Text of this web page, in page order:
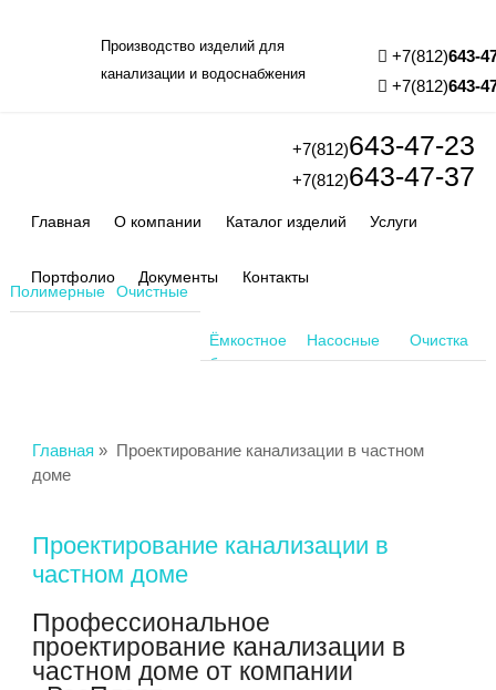
Производство изделий для
канализации и водоснабжения
+7(812)643-
+7(812)643-
+7(812)643-47-23
+7(812)643-47-37
Главная О компании Каталог изделий Услуги
Портфолио Документы
Контакты
Полимерные
колодцы
Очистные
сооружения
Ёмкостное
оборудование
Насосные
станции
Очистка
воздуха
Главная » Проектирование канализации в частном
доме
Проектирование канализации в
частном доме
Профессиональное
проектирование канализации в
частном доме от компании